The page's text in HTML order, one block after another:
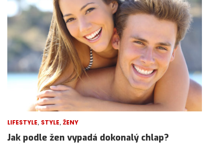
LIFESTYLE, STYLE, ŽENY
Jak podle žen vypadá dokonalý chlap?